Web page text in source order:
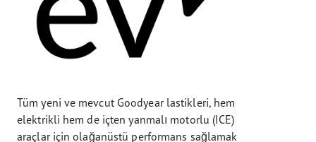
Tüm yeni ve mevcut Goodyear lastikleri, hem
elektrikli hem de içten yanmalı motorlu (ICE)
araçlar için olağanüstü performans sağlamak